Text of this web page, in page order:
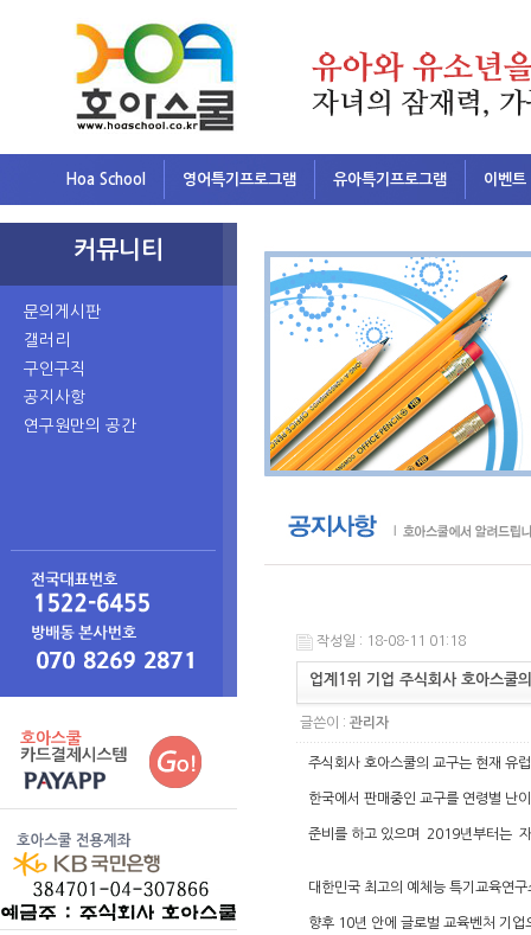
Hoa School 영어특기프로그램 유아특기프로그램 이벤트
커뮤니티
문의게시판
갤러리
구인구직
공지사항
연구원만의 공간
작성일 : 18-08-11 01:18
업계1위 기업 주식회사 호아스쿨
글쓴이 : 관리자
주식회사 호아스쿨의 교구는 현재 유
한국에서 판매중인 교구를 연령별 난
준비를 하고 있으며 2019년부터는
대한민국 최고의 예체능 특기교육연
향후 10년 안에 글로벌 교육벤처 기